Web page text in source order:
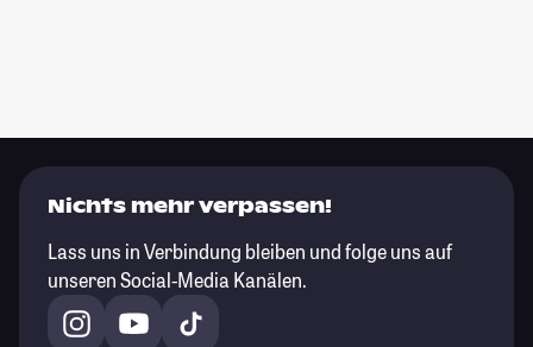
Nichts mehr verpassen!
Lass uns in Verbindung bleiben und folge uns auf
unseren Social-Media Kanälen.